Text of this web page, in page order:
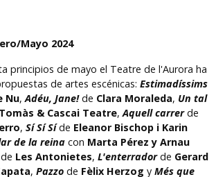
Mayo 2024
principios de mayo el Teatre de l'Aurora ha
de artes escénicas: Estimadíssims
Nu,Adéu, Jane!de Clara Moraleda, Un tal
& Cascai Teatre,Aquell carrerde
, Sí Sí Síde Eleanor Bischop i Karin
de la reina con Marta Pérez y Arnau
de Les Antonietes, L'enterradorde Gerard
, Pazzo de Fèlix Herzog y Més que